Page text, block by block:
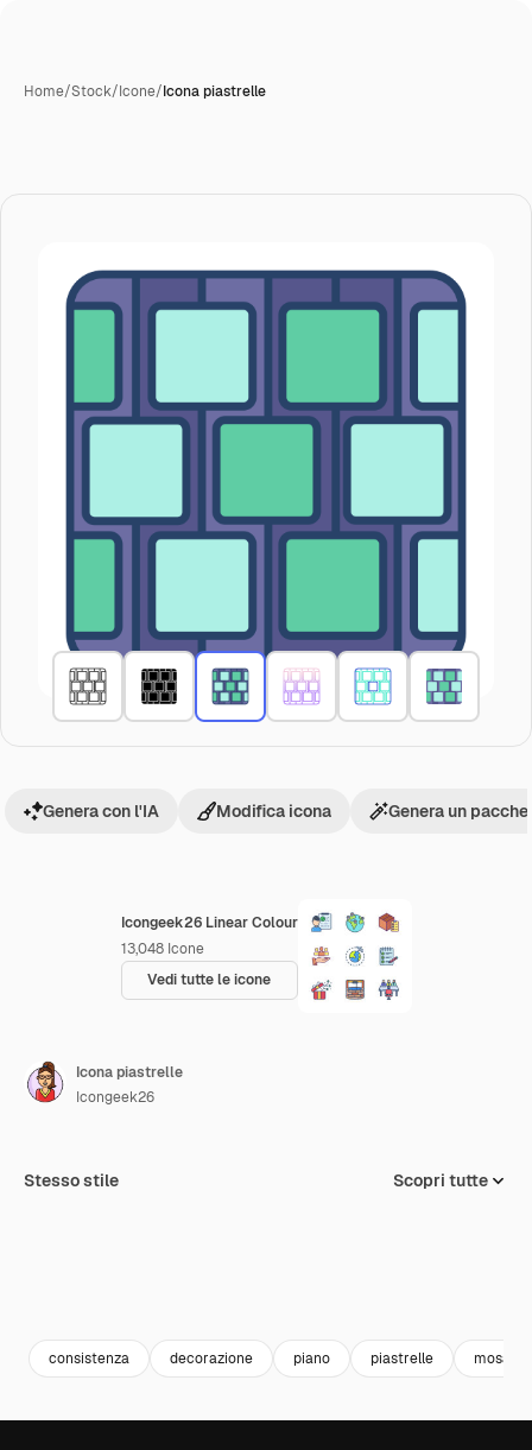
Home/Stock/Icone/Icona piastrelle
Icongeek26 Linear Colour
13,048 Icone
Vedi tutte le icone
Genera con l'IA Modifica icona Genera un
Icona piastrelle
Icongeek26
Stesso stile Scopri tutte
consistenza decorazione piano piastrelle mosaico